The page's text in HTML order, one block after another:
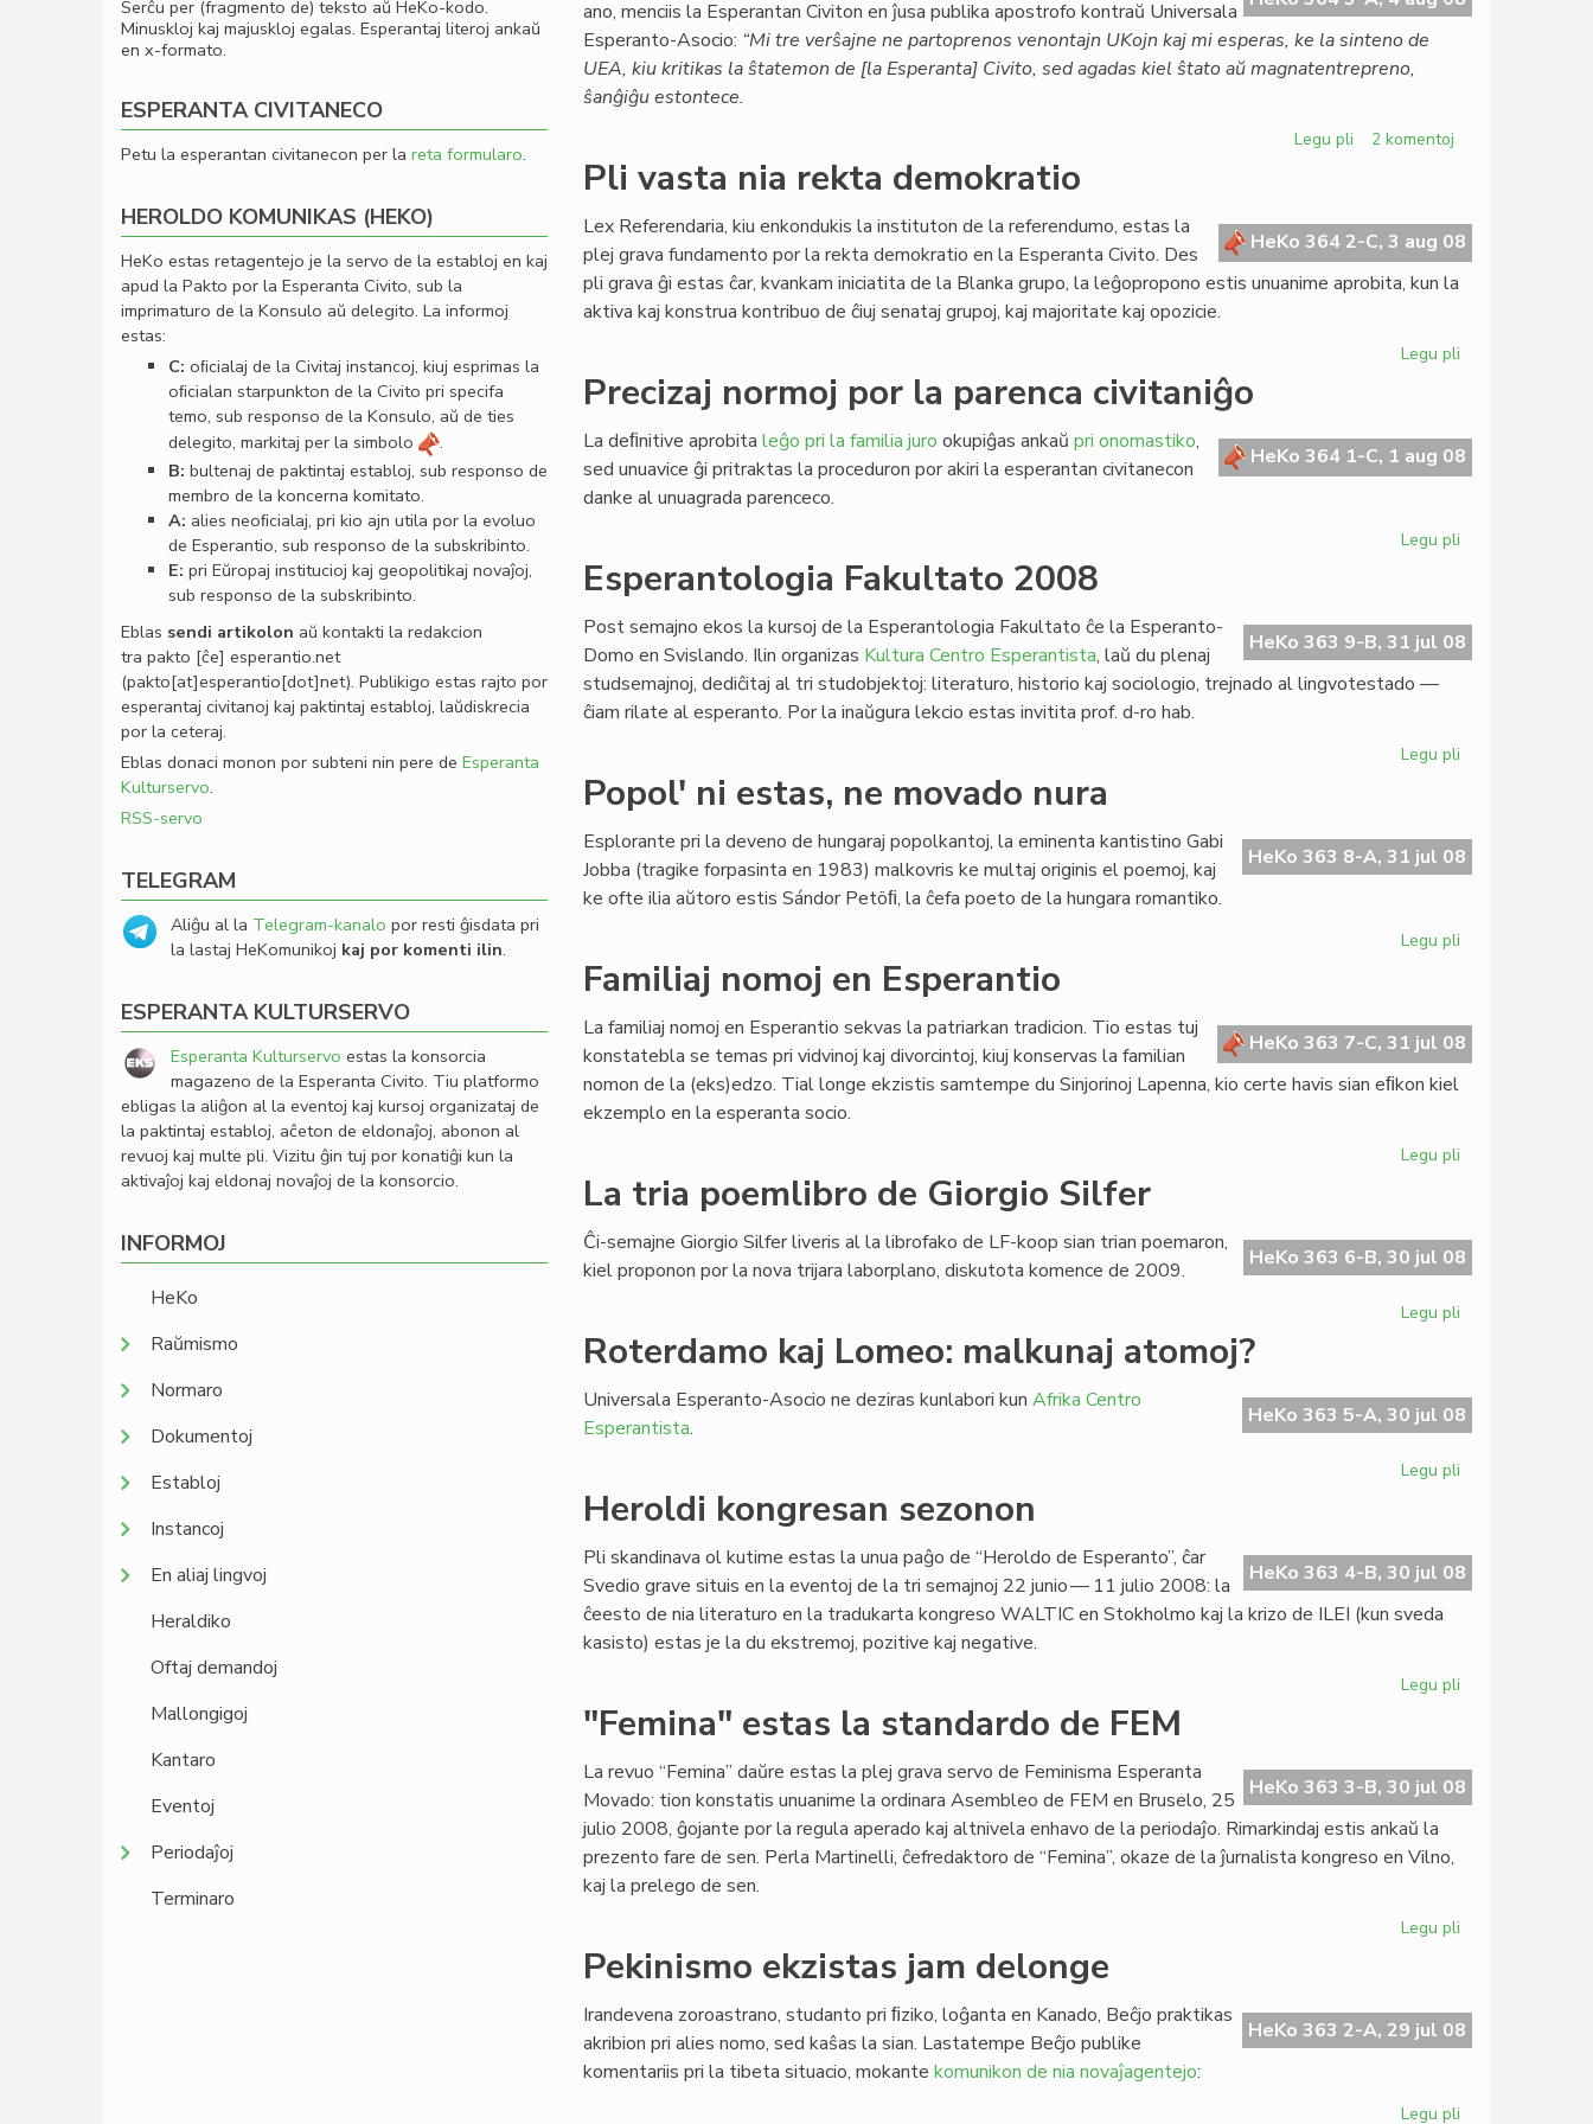
ano, menciis la Esperantan Civiton en ĵusa publika apostrofo kontraŭ Universala
Esperanto-Asocio: “Mi tre verŝajne ne partoprenos venontajn UKojn kaj mi esperas, ke la sinteno de
UEA, kiu kritikas la ŝtatemon de [la Esperanta] Civito, sed agadas kiel ŝtato aŭ magnatentrepreno,
ŝanĝiĝu estontece.
Legu pli
kaj
arbitreco
kun
2 komentoj
Pli vasta nia rekta demokratio
HeKo 364 2-C, 3 aug 08
Lex Referendaria, kiu enkondukis la instituton de la referendumo, estas la
plej grava fundamento por la rekta demokratio en la Esperanta Civito. Des
pli grava ĝi estas ĉar, kvankam iniciatita de la Blanka grupo, la leĝopropono estis unuanime aprobita, kun la
aktiva kaj konstrua kontribuo de ĉiuj senataj grupoj, kaj majoritate kaj opozicie.
Legu pli
rekta
demokratio
Precizaj normoj por la parenca civitaniĝo
HeKo 364 1-C, 1 aug 08
La deﬁnitive aprobita leĝo pri la familia juro okupiĝas ankaŭ pri onomastiko,
sed unuavice ĝi pritraktas la proceduron por akiri la esperantan civitanecon
danke al unuagrada parenceco.
Legu pli
la
parenca
Esperantologia Fakultato 2008
HeKo 363 9-B, 31 jul 08
Post semajno ekos la kursoj de la Esperantologia Fakultato ĉe la Esperanto-
Domo en Svislando. Ilin organizas Kultura Centro Esperantista, laŭ du plenaj
studsemajnoj, dediĉitaj al tri studobjektoj: literaturo, historio kaj sociologio, trejnado al lingvotestado —
ĉiam rilate al esperanto. Por la inaŭgura lekcio estas invitita prof. d-ro hab.
Legu pli
Popol' ni estas, ne movado nura
HeKo 363 8-A, 31 jul 08
Esplorante pri la deveno de hungaraj popolkantoj, la eminenta kantistino Gabi
Jobba (tragike forpasinta en 1983) malkovris ke multaj originis el poemoj, kaj
ke ofte ilia aŭtoro estis Sándor Petöﬁ, la ĉefa poeto de la hungara romantiko.
Legu pli
ne
movado
Familiaj nomoj en Esperantio
HeKo 363 7-C, 31 jul 08
La familiaj nomoj en Esperantio sekvas la patriarkan tradicion. Tio estas tuj
konstatebla se temas pri vidvinoj kaj divorcintoj, kiuj konservas la familian
nomon de la (eks)edzo. Tial longe ekzistis samtempe du Sinjorinoj Lapenna, kio certe havis sian eﬁkon kiel
ekzemplo en la esperanta socio.
Legu pli
Esperantio
La tria poemlibro de Giorgio Silfer
HeKo 363 6-B, 30 jul 08
Ĉi-semajne Giorgio Silfer liveris al la librofako de LF-koop sian trian poemaron,
kiel proponon por la nova trijara laborplano, diskutota komence de 2009.
Legu pli
de
Giorgio
Roterdamo kaj Lomeo: malkunaj atomoj?
HeKo 363 5-A, 30 jul 08
Universala Esperanto-Asocio ne deziras kunlabori kun Afrika Centro
Esperantista.
Legu pli
malkunaj
atomoj?
Heroldi kongresan sezonon
HeKo 363 4-B, 30 jul 08
Pli skandinava ol kutime estas la unua paĝo de “Heroldo de Esperanto”, ĉar
Svedio grave situis en la eventoj de la tri semajnoj 22 junio — 11 julio 2008: la
ĉeesto de nia literaturo en la tradukarta kongreso WALTIC en Stokholmo kaj la krizo de ILEI (kun sveda
kasisto) estas je la du ekstremoj, pozitive kaj negative.
Legu pli
"Femina" estas la standardo de FEM
HeKo 363 3-B, 30 jul 08
La revuo “Femina” daŭre estas la plej grava servo de Feminisma Esperanta
Movado: tion konstatis unuanime la ordinara Asembleo de FEM en Bruselo, 25
julio 2008, ĝojante por la regula aperado kaj altnivela enhavo de la periodaĵo. Rimarkindaj estis ankaŭ la
prezento fare de sen. Perla Martinelli, ĉefredaktoro de “Femina”, okaze de la ĵurnalista kongreso en Vilno,
kaj la prelego de sen.
Legu pli
standardo
de
Pekinismo ekzistas jam delonge
HeKo 363 2-A, 29 jul 08
Irandevena zoroastrano, studanto pri ﬁziko, loĝanta en Kanado, Beĉjo praktikas
akribion pri alies nomo, sed kaŝas la sian. Lastatempe Beĉjo publike
komentariis pri la tibeta situacio, mokante komunikon de nia novaĵagentejo:
Legu pli
Serĉu per (fragmento de) teksto aŭ HeKo-kodo.
Minuskloj kaj majuskloj egalas. Esperantaj literoj ankaŭ
en x-formato.
ESPERANTA CIVITANECO
Petu la esperantan civitanecon per la reta formularo.
HEROLDO KOMUNIKAS (HEKO)
HeKo estas retagentejo je la servo de la establoj en kaj
apud la Pakto por la Esperanta Civito, sub la
imprimaturo de la Konsulo aŭ delegito. La informoj
estas:
C: oﬁcialaj de la Civitaj instancoj, kiuj esprimas la
oﬁcialan starpunkton de la Civito pri specifa
temo, sub responso de la Konsulo, aŭ de ties
delegito, markitaj per la simbolo
.
B: bultenaj de paktintaj establoj, sub responso de
membro de la koncerna komitato.
A: alies neoﬁcialaj, pri kio ajn utila por la evoluo
de Esperantio, sub responso de la subskribinto.
E: pri Eŭropaj institucioj kaj geopolitikaj novaĵoj,
sub responso de la subskribinto.
Eblas sendi artikolon aŭ kontakti la redakcion
tra pakto [ĉe] esperantio.net
(pakto[at]esperantio[dot]net). Publikigo estas rajto por
esperantaj civitanoj kaj paktintaj establoj, laŭdiskrecia
por la ceteraj.
Eblas donaci monon por subteni nin pere de Esperanta
Kulturservo.
RSS-servo
TELEGRAM
Aliĝu al la Telegram-kanalo por resti ĝisdata pri
la lastaj HeKomunikoj kaj por komenti ilin.
ESPERANTA KULTURSERVO
Esperanta Kulturservo estas la konsorcia
magazeno de la Esperanta Civito. Tiu platformo
ebligas la aliĝon al la eventoj kaj kursoj organizataj de
la paktintaj establoj, aĉeton de eldonaĵoj, abonon al
revuoj kaj multe pli. Vizitu ĝin tuj por konatiĝi kun la
aktivaĵoj kaj eldonaj novaĵoj de la konsorcio.
INFORMOJ
HeKo
Raŭmismo
Normaro
Dokumentoj
Establoj
Instancoj
En aliaj lingvoj
Heraldiko
Oftaj demandoj
Mallongigoj
Kantaro
Eventoj
Periodaĵoj
Terminaro